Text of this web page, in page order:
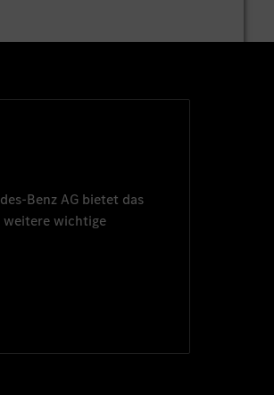
Benz AG bietet das
weitere wichtige